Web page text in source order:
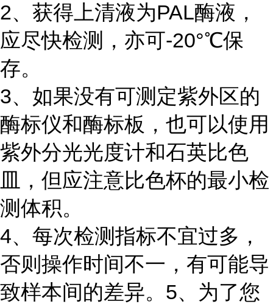
2、获得上清液为PAL酶液，
应尽快检测，亦可-20°℃保
存。
3、如果没有可测定紫外区的
酶标仪和酶标板，也可以使用
紫外分光光度计和石英比色
皿，但应注意比色杯的最小检
测体积。
4、每次检测指标不宜过多，
否则操作时间不一，有可能导
致样本间的差异。5、为了您